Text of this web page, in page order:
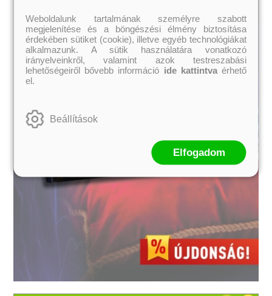
Weboldalunk tartalmának személyre szabott
megjelenítése és a böngészési élmény biztosítása
érdekében sütiket (cookie), illetve egyéb technológiákat
alkalmazunk. A sütik használatára vonatkozó
irányelveinkről, valamint azok testreszabási
lehetőségeiről bővebb információ ide kattintvaérhető
el.
Beállítások
Elfogadom